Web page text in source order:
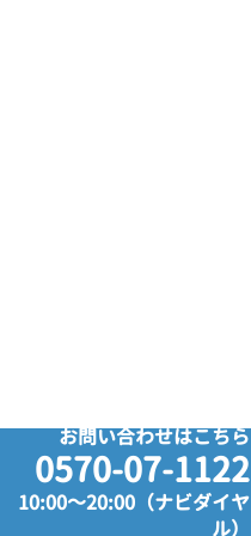
お問い合わせはこちら
0570-07-1122
10:00～20:00（ナビダイヤ
ル）